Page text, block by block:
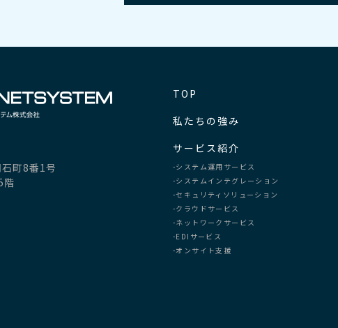
町8番1号
階
TOP
私たちの強み
サービス紹介
-システム運用サービス
-システムインテグレーション
-セキュリティソリューション
-クラウドサービス
-ネットワークサービス
-EDIサービス
-オンサイト支援